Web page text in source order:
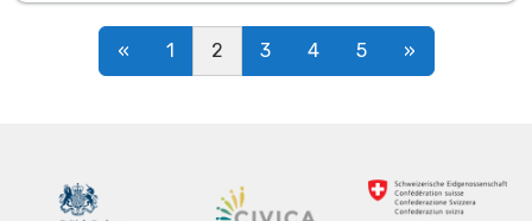
Posts navigation
« 1 2 3 4 5 »